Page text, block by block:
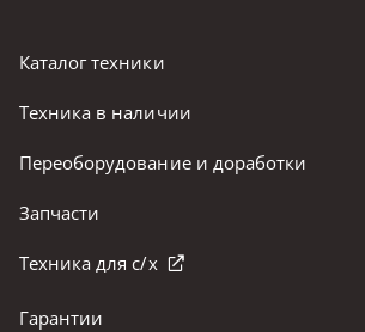
Каталог техники
Техника в наличии
Переоборудование и доработки
Запчасти
Техника для с/х
Гарантии